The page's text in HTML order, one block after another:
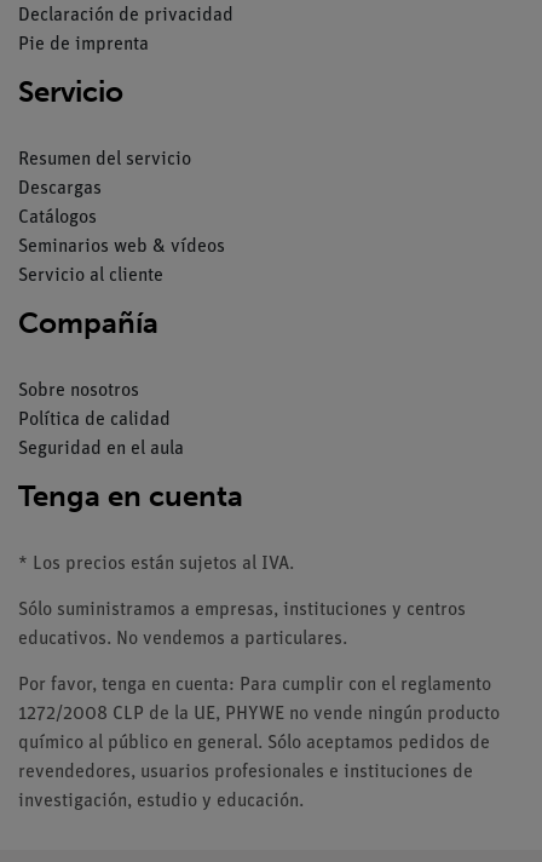
Declaración de privacidad
Pie de imprenta
Servicio
Resumen del servicio
Descargas
Catálogos
Seminarios web & vídeos
Servicio al cliente
Compañía
Sobre nosotros
Política de calidad
Seguridad en el aula
Tenga en cuenta
* Los precios están sujetos al IVA.
Sólo suministramos a empresas, instituciones y centros
educativos. No vendemos a particulares.
Por favor, tenga en cuenta: Para cumplir con el reglamento
1272/2008 CLP de la UE, PHYWE no vende ningún producto
químico al público en general. Sólo aceptamos pedidos de
revendedores, usuarios profesionales e instituciones de
investigación, estudio y educación.